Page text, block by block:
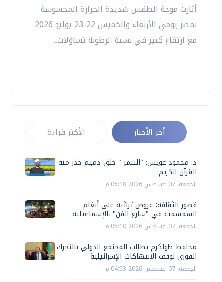
أثارت موجة الطقس شديدة الحرارة المحسوسة
بمصر يومي الأربعاء والخميس 22-23 يوليو 2026
مع ارتفاع كبير في نسبة الرطوبة تساؤلات...
أخر الأخبار الأكثر قراءة
د. محمود عويس: "التنمر " خلق ذميم حذر منه
القرآن الكريم
الجمعة، 07 اغسطس 2026 05:18 م
قصور الثقافة: عروض تراثية على أنغام
السمسمية في "شارع الفن" بالإسماعيلية
الجمعة، 07 اغسطس 2026 05:10 م
محافظ طولكرم يطالب المجتمع الدولي بالتحرك
الفوري لوقف الانتهاكات الإسرائيلية
الجمعة، 07 اغسطس 2026 04:53 م